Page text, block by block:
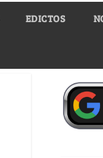
EDICTOS